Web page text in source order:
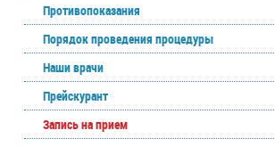
Противопоказания
Порядок проведения процедуры
Наши врачи
Прейскурант
Запись на прием